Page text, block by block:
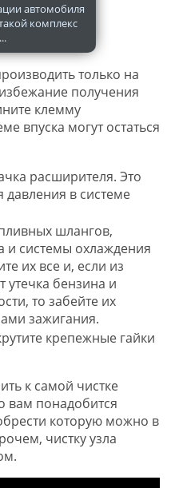
автомобиля
комплекс
только на
получения
клемму
впуска могут остаться
расширителя. Это
в системе
шлангов,
и системы охлаждения
их все и, если из
утечка бензина и
то забейте их
зажигания.
крепежные гайки
к самой чистке
вам понадобится
которую можно в
чистку узла